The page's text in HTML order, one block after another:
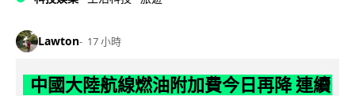
Lawton 17 小時
中國大陸航線燃油附加費今日再降 連續